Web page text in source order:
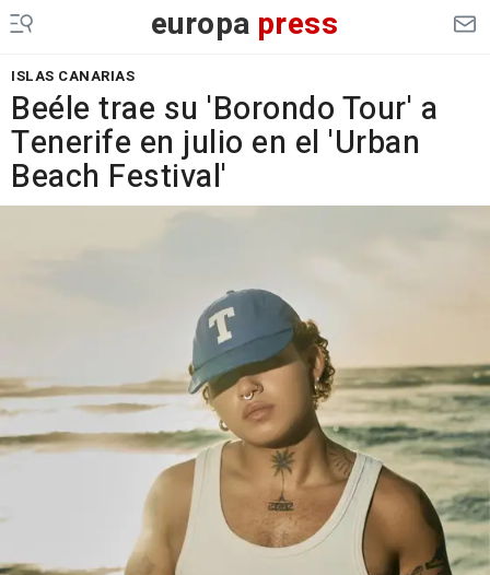
europa press
ISLAS CANARIAS
Beéle trae su 'Borondo Tour' a
Tenerife en julio en el 'Urban
Beach Festival'